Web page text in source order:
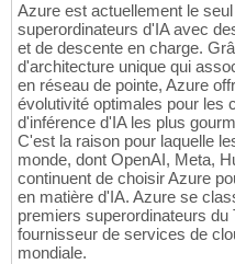
Azure est actuellement le
superordinateurs d'IA avec
et de descente en charge.
d'architecture unique qui
en réseau de pointe, Azure
évolutivité optimales pour les
d'inférence d'IA les plus
C'est la raison pour laquelle
monde, dont OpenAI, Meta,
continuent de choisir Azure
en matière d'IA. Azure se
premiers superordinateurs
fournisseur de services de
mondiale.